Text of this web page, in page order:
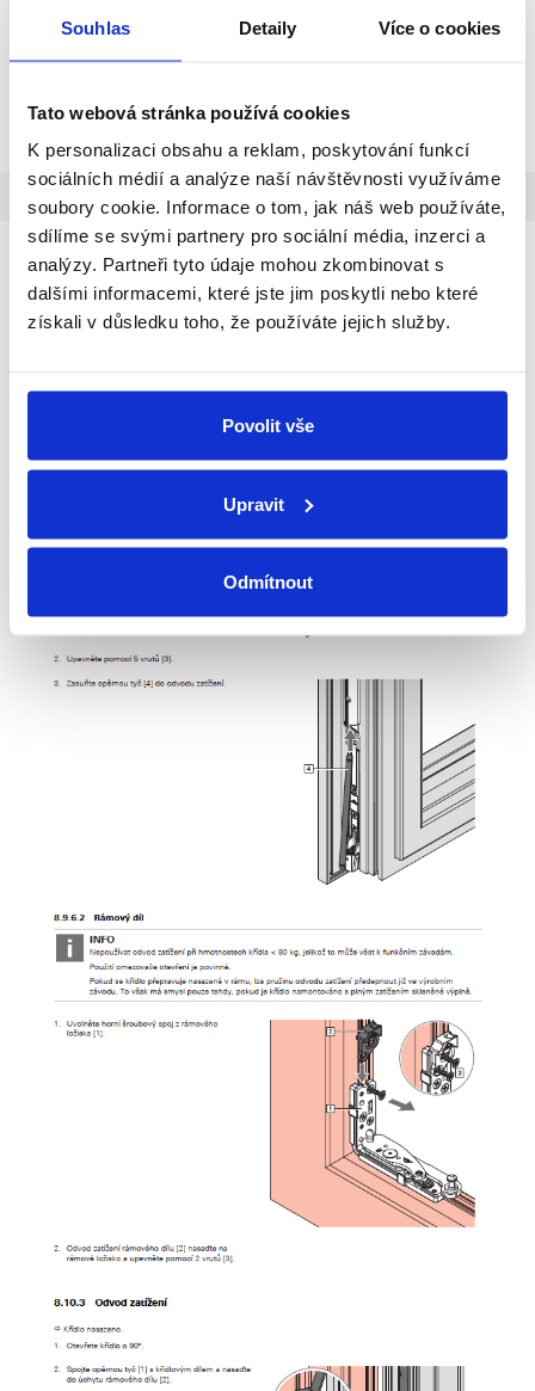
Souhlas Detaily Více o cookies
Tato webová stránka používá cookies
K personalizaci obsahu a reklam, poskytování funkcí
sociálních médií a analýze naší návštěvnosti využíváme
soubory cookie. Informace o tom, jak náš web používáte,
sdílíme se svými partnery pro sociální média, inzerci a
analýzy. Partneři tyto údaje mohou zkombinovat s
dalšími informacemi, které jste jim poskytli nebo které
získali v důsledku toho, že používáte jejich služby.
Povolit vše
Upravit
Odmítnout
Odlehčení pro křídla okovaná
skrytým kováním Roto Designo
naleznete ZDE. Určeno pro
plastová i dřevěná okna s osou
kování 13 mm. Instalací se
zvýší...
Sprej na kování Blaugelb je
bran a garáží. Používá se v
domácnostech, obchodě i v
průmyslových podnicích...
Popis
Diskuze Značka Ostatní informace
Detailní popis produktu